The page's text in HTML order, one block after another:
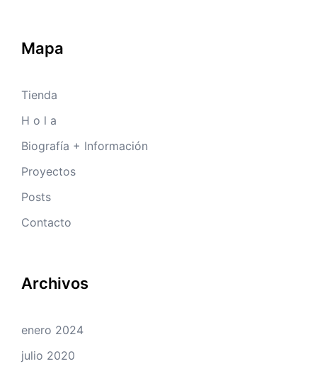
Mapa
Tienda
H o l a
Biografía + Información
Proyectos
Posts
Contacto
Archivos
enero 2024
julio 2020